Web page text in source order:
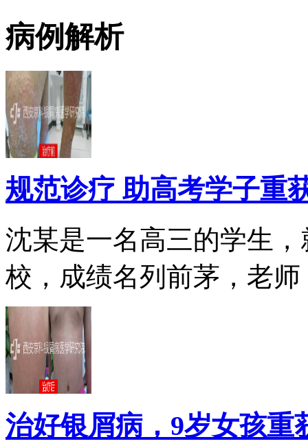
病例解析
规范诊疗 助高考学子重
沈某是一名高三的学生
校，成绩名列前茅，老师
治好银屑病，9岁女孩重